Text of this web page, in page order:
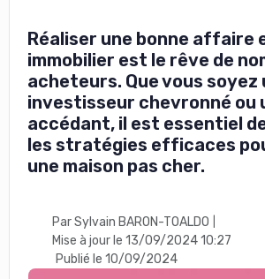
Réaliser une bonne affaire
immobilier est le rêve de
acheteurs. Que vous soyez
investisseur chevronné ou
accédant, il est essentiel
les stratégies efficaces
une maison pas cher.
Par Sylvain BARON-TOALDO
Mise à jour le 13/09/2024 10:27
Publié le 10/09/2024